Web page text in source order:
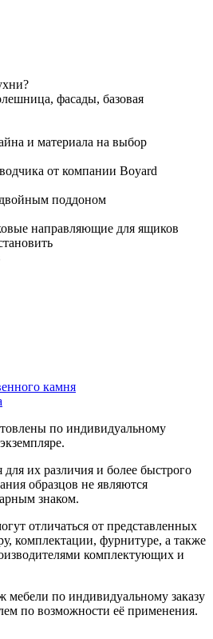
фасады, базовая
и материала на выбор
от компании Boyard
поддоном
направляющие для ящиков
камня
по индивидуальному
их различия и более быстрого
образцов не являются
знаком.
отличаться от представленных
комплектации, фурнитуре, а также
комплектующих и
мебели по индивидуальному заказу
по возможности её применения.